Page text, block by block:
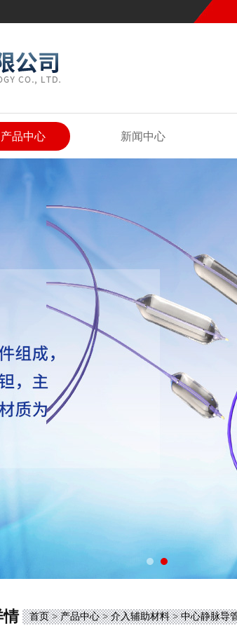
产品中心 新闻中心
情 首页>产品中心>介入辅助材料>中心静脉导